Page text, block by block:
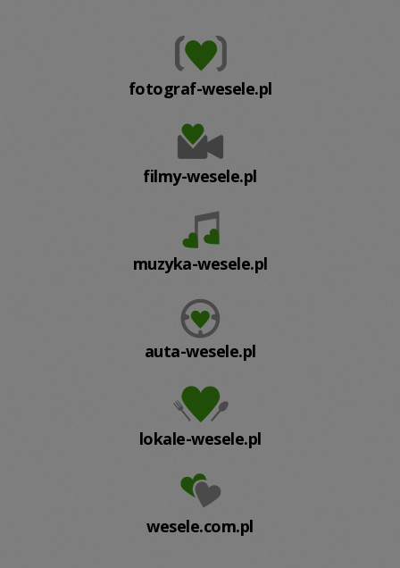
fotograf-wesele.pl
filmy-wesele.pl
muzyka-wesele.pl
auta-wesele.pl
lokale-wesele.pl
wesele.com.pl